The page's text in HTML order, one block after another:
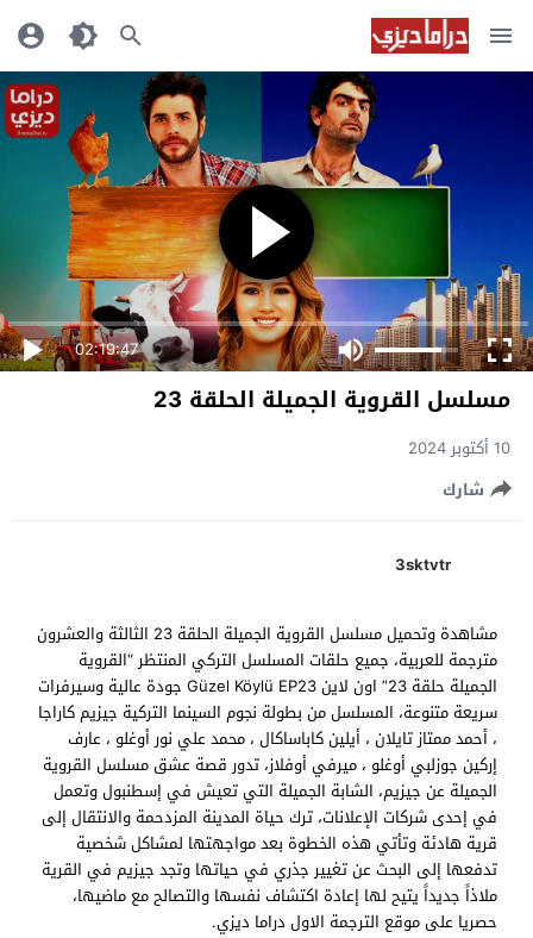
02:19:47
مسلسل القروية الجميلة الحلقة 23
10 أكتوبر 2024
شارك
3sktvtr
مشاهدة وتحميل مسلسل القروية الجميلة الحلقة 23 الثالثة والعشرون
مترجمة للعربية، جميع حلقات المسلسل التركي المنتظر “القروية
الجميلة حلقة 23” اون لاين Güzel Köylü EP23 جودة عالية وسيرفرات
سريعة متنوعة، المسلسل من بطولة نجوم السينما التركية جيزيم كاراجا
، أحمد ممتاز تايلان ، أيلين كاباساكال ، محمد علي نور أوغلو ، عارف
إركين جوزلبي أوغلو ، ميرفي أوفلاز، تدور قصة عشق مسلسل القروية
الجميلة عن جيزيم، الشابة الجميلة التي تعيش في إسطنبول وتعمل
في إحدى شركات الإعلانات، ترك حياة المدينة المزدحمة والانتقال إلى
قرية هادئة وتأتي هذه الخطوة بعد مواجهتها لمشاكل شخصية
تدفعها إلى البحث عن تغيير جذري في حياتها وتجد جيزيم في القرية
ملاذاً جديداً يتيح لها إعادة اكتشاف نفسها والتصالح مع ماضيها،
حصريا على موقع الترجمة الاول دراما ديزي.